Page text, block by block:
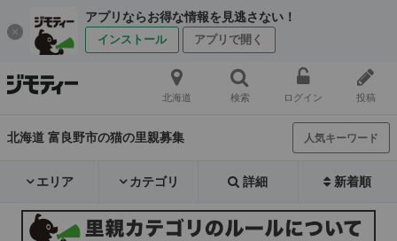
アプリならお得な情報を見逃さない！
インストール アプリで開く
北海道 検索 ログイン 投稿
北海道 富良野市の猫の里親募集 人気キーワード
エリア カテゴリ 詳細 新着順